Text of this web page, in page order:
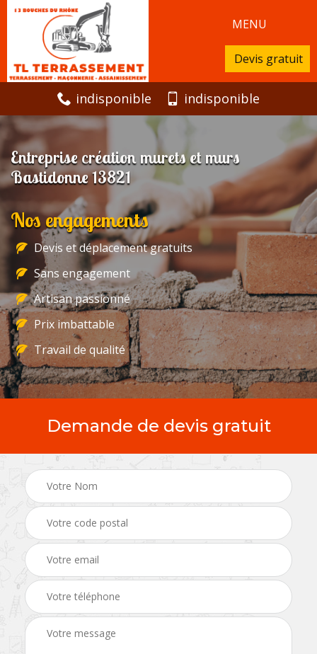
MENU
Devis gratuit
indisponible indisponible
Entreprise création murets et murs
Bastidonne 13821
Nos engagements
Devis et déplacement gratuits
Sans engagement
Artisan passionné
Prix imbattable
Travail de qualité
Demande de devis gratuit